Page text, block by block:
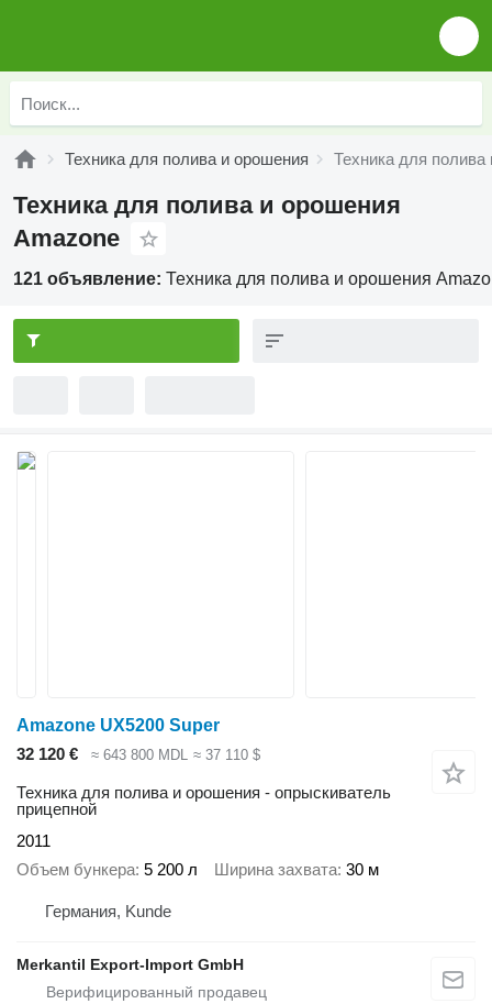
Техника для полива и орошения Техника для
Техника для полива и орошения
Amazone
121 объявление: Техника для полива и орошения
Amazone UX5200 Super
32 120 €
≈ 643 800 MDL ≈ 37 110 $
Техника для полива и орошения - опрыскиватель
прицепной
2011
Объем бункера 5 200 л Ширина захвата 30 м
Германия, Kunde
Merkantil Export-Import GmbH